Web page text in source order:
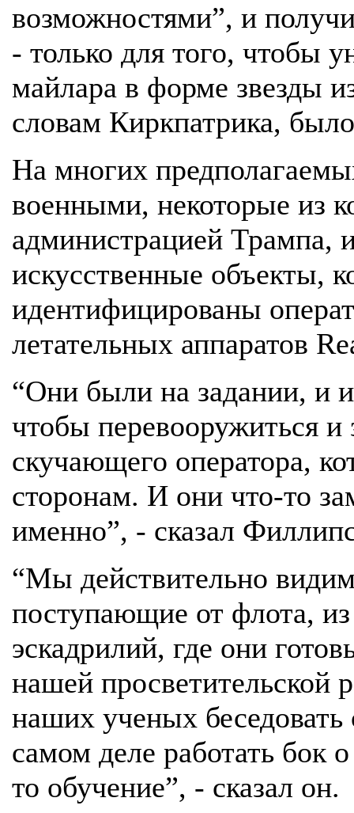
возможностями”, и
- только для того, чтобы
майлара в форме звезды
словам Киркпатрика,
На многих
военными, некоторые из
администрацией Трампа,
искусственные объекты,
идентифицированы
летательных аппаратов
“Они были на задании, и
чтобы перевооружиться
скучающего оператора,
сторонам. И они что-то
именно”, - сказал
“Мы действительно
поступающие от флота,
эскадрилий, где они
нашей просветительской
наших ученых
самом деле работать бок
то обучение”, - сказал он.